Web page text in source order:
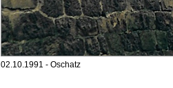
02.10.1991 - Oschatz